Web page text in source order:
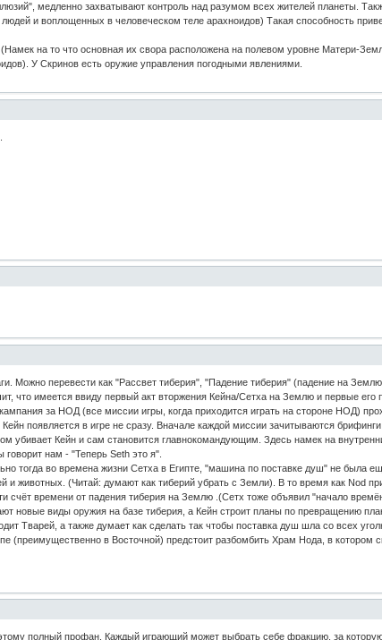
медленно захватывают контроль над разумом всех жителей планеты.
и воплощенных в человеческом теле арахноидов) Такая способность
на то что основная их свора расположена на полевом уровне Матери-
У Скринов есть оружие управления погодными явлениями.
Можно перевести как "Рассвет тиберия", "Падение тиберия" (падение на
что имеется ввиду первый акт вторжения Кейна/Сетха на Землю и первые его
за НОД (все миссии игры, когда приходится играть на стороне НОД)
появляется в игре не сразу. Вначале каждой миссии зачитываются
убивает Кейн и сам становится главнокомандующим. Здесь намек на
говорит нам - "Теперь Seth это я".
тогда во времена жизни Сетха в Египте, "машина по поставке душ" не была
и животных. (Читай: думают как тиберий убрать с Земли). В то время как Nod
счёт времени от падения тиберия на Землю .(Сетх тоже объявил "начало
новые виды оружия на базе тиберия, а Кейн строит планы по превращению
Тварей, а также думает как сделать так чтобы поставка душ шла со всех
(преимущественно в Восточной) предстоит разбомбить Храм Нода, в котором
полный профан. Каждый играющий может выбрать себе фракцию, за